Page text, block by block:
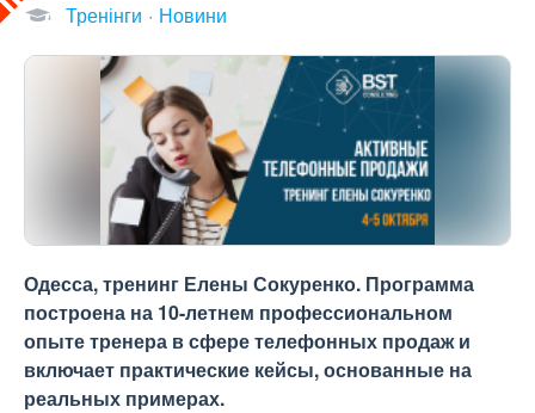
Тренінги
Новини
Одесса, тренинг Елены Сокуренко. Программа
построена на 10-летнем профессиональном
опыте тренера в сфере телефонных продаж и
включает практические кейсы, основанные на
реальных примерах.